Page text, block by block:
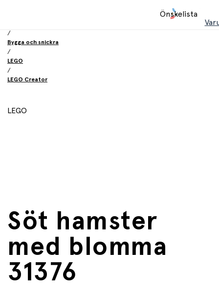
Önskelista
/
Bygga och snickra
/
LEGO
/
LEGO Creator
LEGO
Söt hamster
med blomma
31376